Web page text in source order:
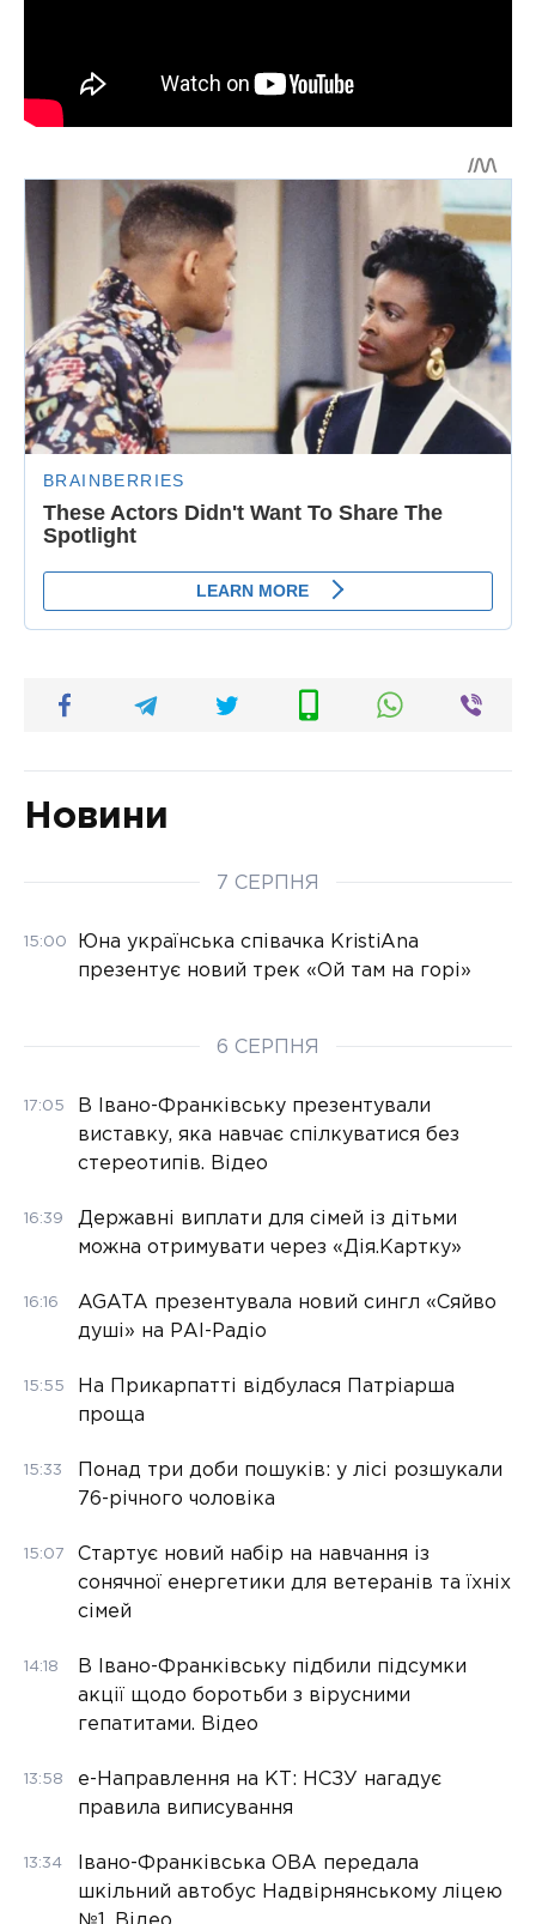
Новини
7 СЕРПНЯ
15:00
Юна українська співачка KristiAna
презентує новий трек «Ой там на горі»
6 СЕРПНЯ
17:05
В Івано-Франківську презентували
виставку, яка навчає спілкуватися без
стереотипів. Відео
16:39
Державні виплати для сімей із дітьми
можна отримувати через «Дія.Картку»
16:16
AGATA презентувала новий сингл «Сяйво
душі» на РАІ-Радіо
15:55
На Прикарпатті відбулася Патріарша
проща
15:33
Понад три доби пошуків: у лісі розшукали
76-річного чоловіка
15:07
Стартує новий набір на навчання із
сонячної енергетики для ветеранів та їхніх
сімей
14:18
В Івано-Франківську підбили підсумки
акції щодо боротьби з вірусними
гепатитами. Відео
13:58
е-Направлення на КТ: НСЗУ нагадує
правила виписування
13:34
Івано-Франківська ОВА передала
шкільний автобус Надвірнянському ліцею